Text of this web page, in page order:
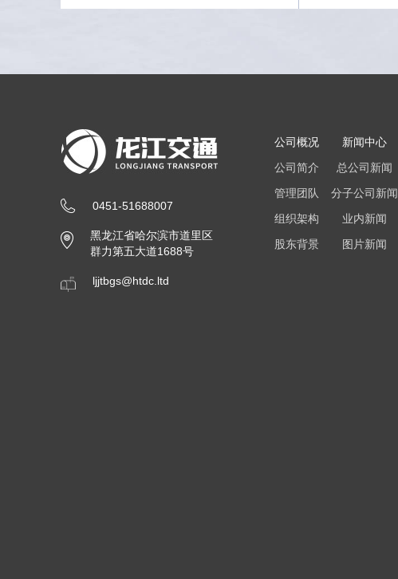
0451-51688007
黑龙江省哈尔滨市道里区
群力第五大道1688号
ljjtbgs@htdc.ltd
公司概况
公司简介
管理团队
组织架构
股东背景
新闻中心
总公司新闻
分子公司新闻
业内新闻
图片新闻